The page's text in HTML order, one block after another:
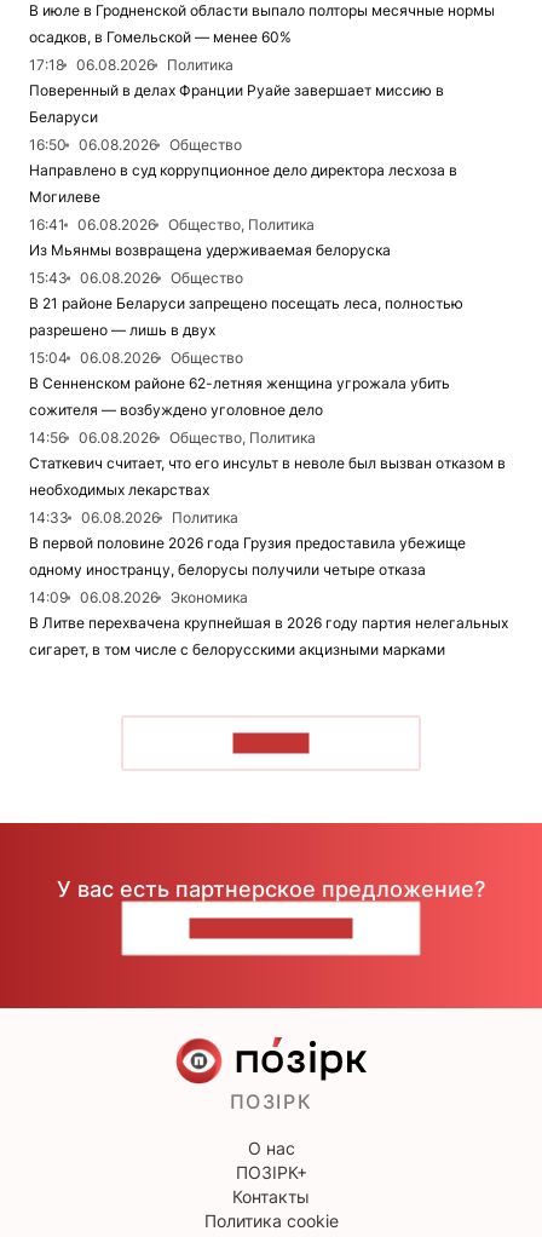
В июле в Гродненской области выпало полторы месячные нормы
осадков, в Гомельской — менее 60%
17:18
06.08.2026
Политика
Поверенный в делах Франции Руайе завершает миссию в
Беларуси
16:50
06.08.2026
Общество
Направлено в суд коррупционное дело директора лесхоза в
Могилеве
16:41
06.08.2026
Общество, Политика
Из Мьянмы возвращена удерживаемая белоруска
15:43
06.08.2026
Общество
В 21 районе Беларуси запрещено посещать леса, полностью
разрешено — лишь в двух
15:04
06.08.2026
Общество
В Сенненском районе 62-летняя женщина угрожала убить
сожителя — возбуждено уголовное дело
14:56
06.08.2026
Общество, Политика
Статкевич считает, что его инсульт в неволе был вызван отказом в
необходимых лекарствах
14:33
06.08.2026
Политика
В первой половине 2026 года Грузия предоставила убежище
одному иностранцу, белорусы получили четыре отказа
14:09
06.08.2026
Экономика
В Литве перехвачена крупнейшая в 2026 году партия нелегальных
сигарет, в том числе с белорусскими акцизными марками
У вас есть партнерское предложение?
ПОЗІРК
О нас
ПОЗІРК+
Контакты
Политика cookie